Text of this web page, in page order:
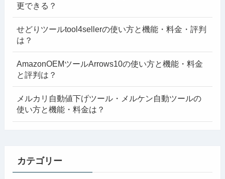
更できる？
せどりツールtool4sellerの使い方と機能・料金・評判
は？
AmazonOEMツールArrows10の使い方と機能・料金
と評判は？
メルカリ自動値下げツール・メルケン自動ツールの
使い方と機能・料金は？
カテゴリー